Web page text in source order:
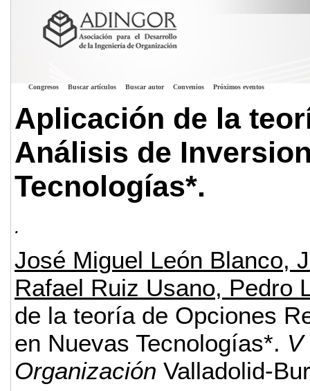
Congresos Buscar artículos Buscar autor Convenios Próximos eventos
Aplicación de la
Análisis de
Tecnologías*.
.
José Miguel León Blanco,
Rafael Ruiz Usano, Pedro
de la teoría de Opciones
en Nuevas Tecnologías*.
Organización Valladolid-